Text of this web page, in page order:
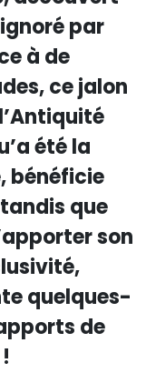
par
à de
ce jalon
été la
bénéficie
que
son
quelques-
de